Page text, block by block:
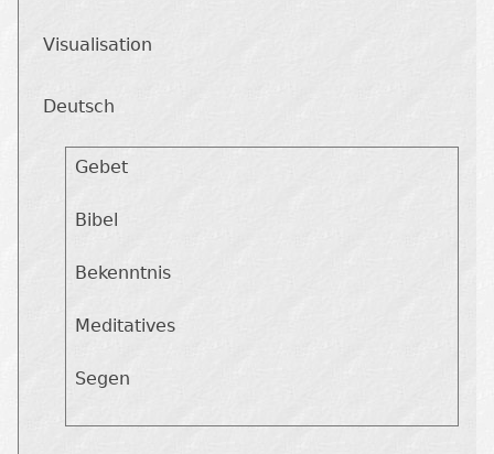
Visualisation
Deutsch
Gebet
Bibel
Bekenntnis
Meditatives
Segen